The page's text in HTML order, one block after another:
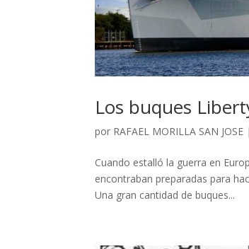
Los buques
por RAFAEL MORILLA SAN JOSE |
Cuando estalló la guerra en
encontraban preparadas para
Una gran cantidad de buques...